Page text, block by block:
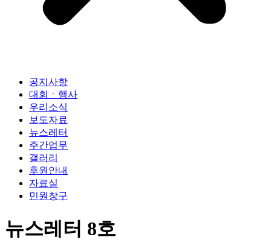
공지사항
대회ㆍ행사
우리소식
보도자료
뉴스레터
주간업무
갤러리
후원안내
자료실
민원창구
뉴스레터 8호